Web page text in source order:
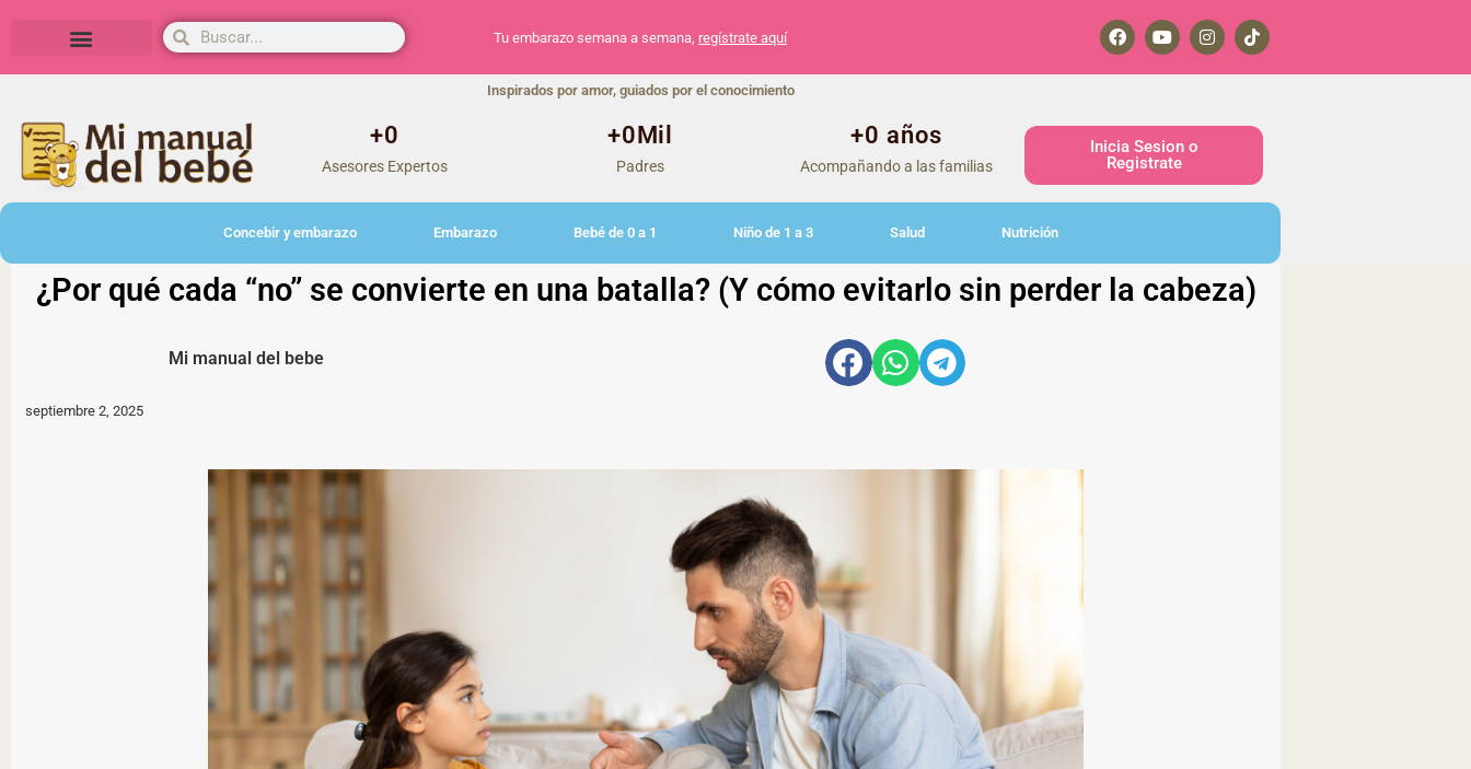
Tu embarazo semana a semana, regístrate aquí
Inspirados por amor, guiados por el conocimiento
Asesores Expertos
+0
Padres
+0Mil
Acompañando a las familias
+0 años
Inicia Sesion o
Registrate
Concebir y embarazo Embarazo Bebé de 0 a 1 Niño de 1 a 3 Salud Nutrición
¿Por qué cada “no” se convierte en una batalla? (Y cómo evitarlo sin perder la cabeza)
Mi manual del bebe
septiembre 2, 2025